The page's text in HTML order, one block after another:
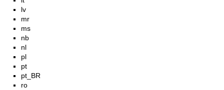
lv
mr
ms
nb
nl
pl
pt
pt_BR
ro